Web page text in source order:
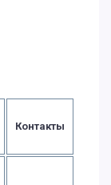
Контакты